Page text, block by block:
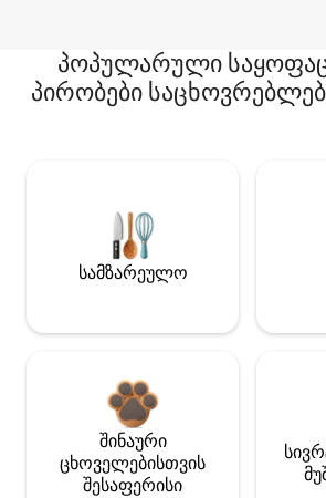
პოპულარული
პირობები
სამზარეულო
შინაური
ცხოველებისთვის
შესაფერისი